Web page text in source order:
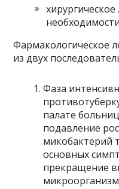
Фармакологическое
из двух
Фаза
палате
подавление
микобактерий
основных
прекращение